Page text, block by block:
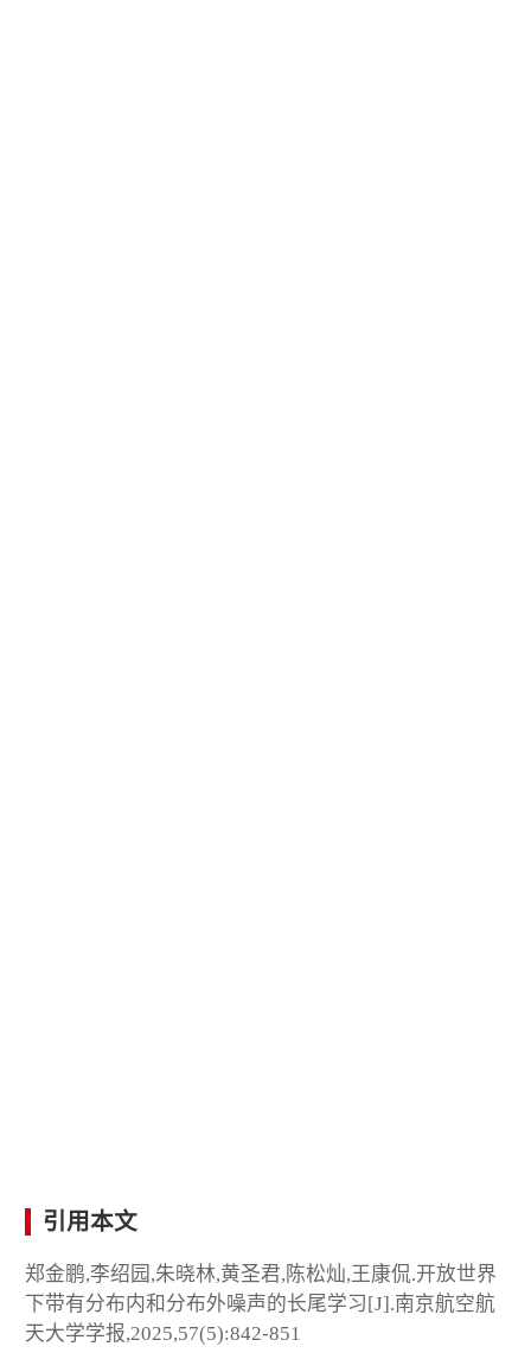
引用本文
郑金鹏,李绍园,朱晓林,黄圣君,陈松灿,王康侃.开放世界
下带有分布内和分布外噪声的长尾学习[J].南京航空航
天大学学报,2025,57(5):842-851